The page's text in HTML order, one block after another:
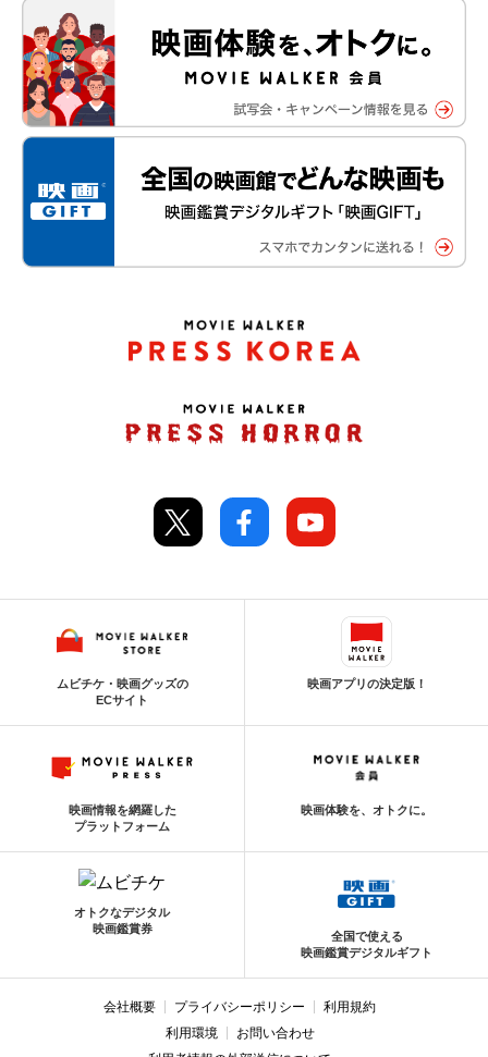
ムビチケ・映画グッズの
ECサイト
映画アプリの決定版！
映画情報を網羅した
プラットフォーム
映画体験を、オトクに。
オトクなデジタル
映画鑑賞券
全国で使える
映画鑑賞デジタルギフト
会社概要 プライバシーポリシー
利用規約
利用環境
お問い合わせ